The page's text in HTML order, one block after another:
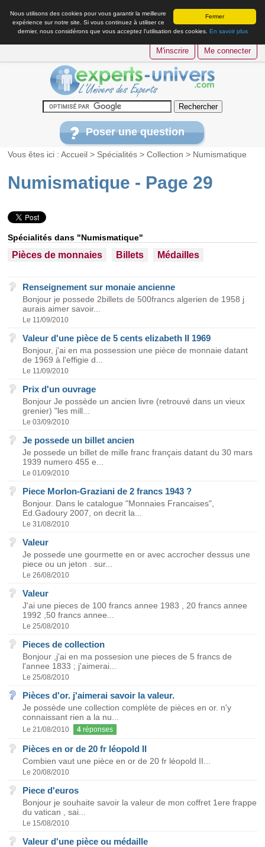
Fermer
Nous utilisons des cookies pour vous garantir la meilleure
expérience sur notre site. Si vous continuez à utiliser ce
dernier, nous considérons que vous acceptez l’utilisation des cookies. En savoir plus
M'inscrire Me connecter
Poser une question
Vous êtes ici :Accueil > Spécialités >Collection > Numismatique
Numismatique - Page 29
Spécialités dans "Numismatique"
Pièces de monnaies Billets Médailles
Renseignement sur monaie ancienne
Bonjour je possede 2billets de 500francs algerien de 1958 j
aurais aimer savoir...
Le 11/09/2010
Valeur d'une pièce de 5 cents elizabeth II 1969
Bonjour, j'ai en ma possession une pièce de monnaie datant
de 1969 à l'effigie d...
Le 11/09/2010
Prix d'un ouvrage
Bonjour Je possède un ancien livre (retrouvé dans un vieux
grenier) "les mill...
Le 03/09/2010
Je possede un billet ancien
Je possede un billet de mille franc français datant du 30 mars
1939 numero 455 e...
Le 01/09/2010
Piece Morlon-Graziani de 2 francs 1943 ?
Bonjour. Dans le catalogue "Monnaies Francaises",
Ed.Gadoury 2007, on decrit la...
Le 31/08/2010
Valeur
Je possede une gourmette en or avec accrocher dessus une
piece ou un jeton . sur...
Le 26/08/2010
Valeur
J'ai une pieces de 100 francs annee 1983 , 20 francs annee
1992 ,50 francs annee...
Le 25/08/2010
Pieces de collection
Bonjour ,j'ai en ma possesion une pieces de 5 francs de
l'annee 1833 ; j'aimerai...
Le 25/08/2010
Pièces d'or. j'aimerai savoir la valeur.
Je possède une collection complète de pièces en or. n'y
connaissant rien a la nu...
Le 21/08/2010 4 réponses
Pièces en or de 20 fr léopold II
Combien vaut une pièce en or de 20 fr léopold II...
Le 20/08/2010
Piece d'euros
Bonjour je souhaite savoir la valeur de mon coffret 1ere frappe
du vatican , sai...
Le 15/08/2010
Valeur d'une pièce ou médaille